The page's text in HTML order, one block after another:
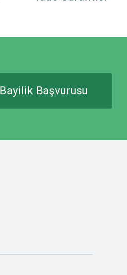
Bayilik Başvurusu